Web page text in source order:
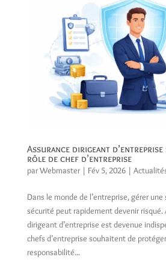
Assurance dirigeant
rôle de chef d’entreprise
parWebmaster| Fév 5, 2026|
Dans le monde de l’entreprise, gérer
sécurité peut rapidement devenir risqué.
dirigeant d’entreprise est devenue
chefs d’entreprise souhaitent de
responsabilité...